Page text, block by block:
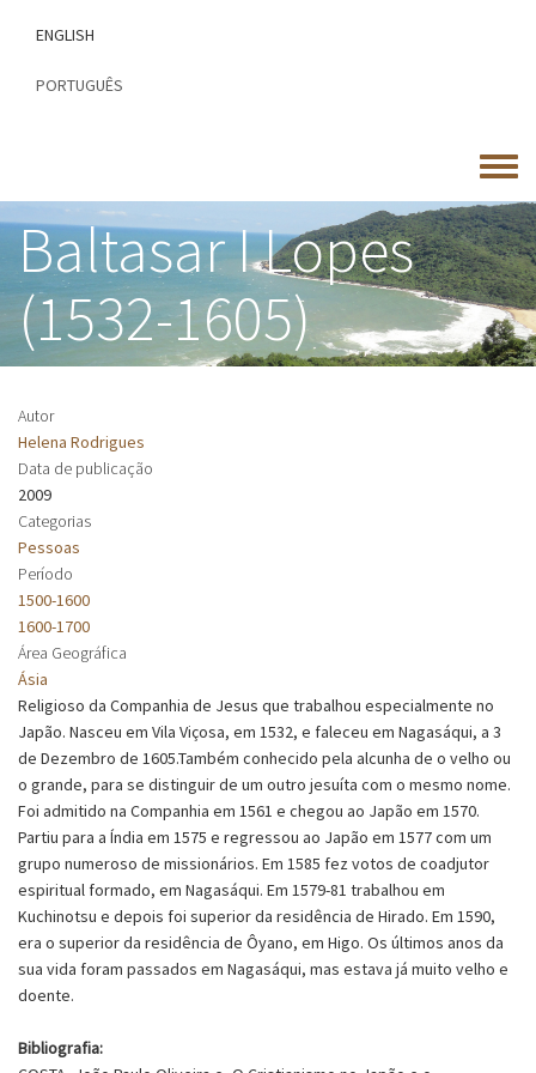
conteúdo
ENGLISH
PORTUGUÊS
Toggle
menu
Baltasar I Lopes
(1532-1605)
Autor
Helena Rodrigues
Data de publicação
2009
Categorias
Pessoas
Período
1500-1600
1600-1700
Área Geográfica
Ásia
Religioso da Companhia de Jesus que trabalhou especialmente no
Japão. Nasceu em Vila Viçosa, em 1532, e faleceu em Nagasáqui, a 3
de Dezembro de 1605.Também conhecido pela alcunha de o velho ou
o grande, para se distinguir de um outro jesuíta com o mesmo nome.
Foi admitido na Companhia em 1561 e chegou ao Japão em 1570.
Partiu para a Índia em 1575 e regressou ao Japão em 1577 com um
grupo numeroso de missionários. Em 1585 fez votos de coadjutor
espiritual formado, em Nagasáqui. Em 1579-81 trabalhou em
Kuchinotsu e depois foi superior da residência de Hirado. Em 1590,
era o superior da residência de Ôyano, em Higo. Os últimos anos da
sua vida foram passados em Nagasáqui, mas estava já muito velho e
doente.
Bibliografia: